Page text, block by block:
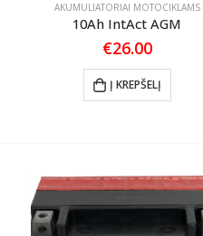
AKUMULIATORIAI MOTOCIKLAMS
10Ah IntAct AGM
€26.00
Į KREPŠELĮ